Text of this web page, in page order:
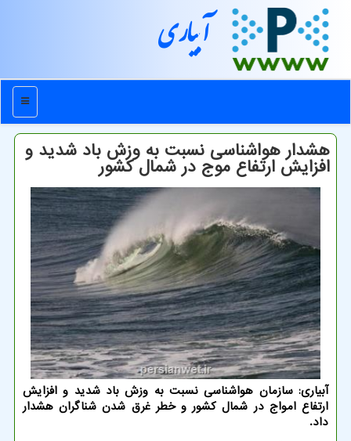
آبیاری
منو
هشدار هواشناسی نسبت به وزش باد شدید و
افزایش ارتفاع موج در شمال کشور
آبیاری: سازمان هواشناسی نسبت به وزش باد شدید و افزایش
ارتفاع امواج در شمال کشور و خطر غرق شدن شناگران هشدار
داد.